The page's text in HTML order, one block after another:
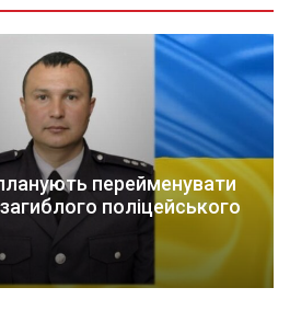
перейменувати
поліцейського